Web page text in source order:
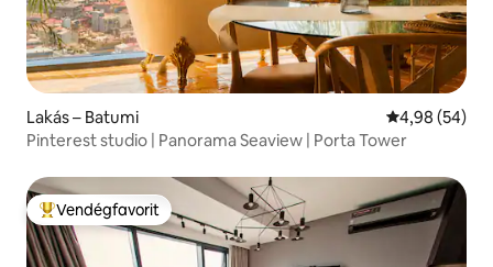
Lakás – Batumi Átlagos
4,98 (54)
Pinterest studio | Panorama Seaview | Porta Tower
Kiemelt vendégfavorit
Vendégfavorit